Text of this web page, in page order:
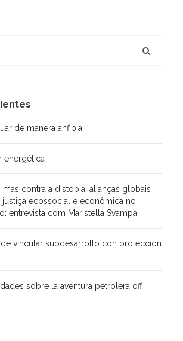
de manera anfibia.
energética
contra a distopia: alianças globais
ecossocial e econômica no
entrevista com Maristella Svampa
de vincular subdesarrollo con protección
sobre la aventura petrolera off